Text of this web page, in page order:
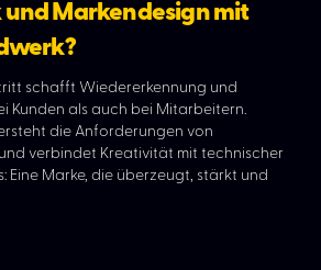
Markendesign mit
schafft Wiedererkennung und
Kunden als auch bei Mitarbeitern.
die Anforderungen von
verbindet Kreativität mit technischer
Eine Marke, die überzeugt, stärkt und